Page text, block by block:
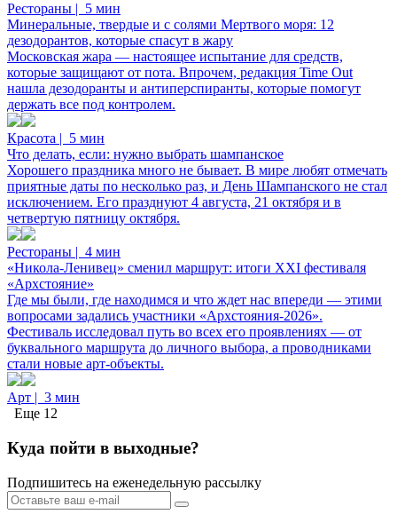
Рестораны | 5 мин
Минеральные, твердые и с солями Мертвого моря: 12
дезодорантов, которые спасут в жару
Московская жара — настоящее испытание для средств,
которые защищают от пота. Впрочем, редакция Time Out
нашла дезодоранты и антиперспиранты, которые помогут
держать все под контролем.
Красота | 5 мин
Что делать, если: нужно выбрать шампанское
Хорошего праздника много не бывает. В мире любят отмечать
приятные даты по несколько раз, и День Шампанского не стал
исключением. Его празднуют 4 августа, 21 октября и в
четвертую пятницу октября.
Рестораны | 4 мин
«Никола-Ленивец» сменил маршрут: итоги XXI фестиваля
«Архстояние»
Где мы были, где находимся и что ждет нас впереди — этими
вопросами задались участники «Архстояния-2026».
Фестиваль исследовал путь во всех его проявлениях — от
буквального маршрута до личного выбора, а проводниками
стали новые арт-объекты.
Арт | 3 мин
Еще 12
Куда пойти в выходные?
Подпишитесь на еженедельную рассылку